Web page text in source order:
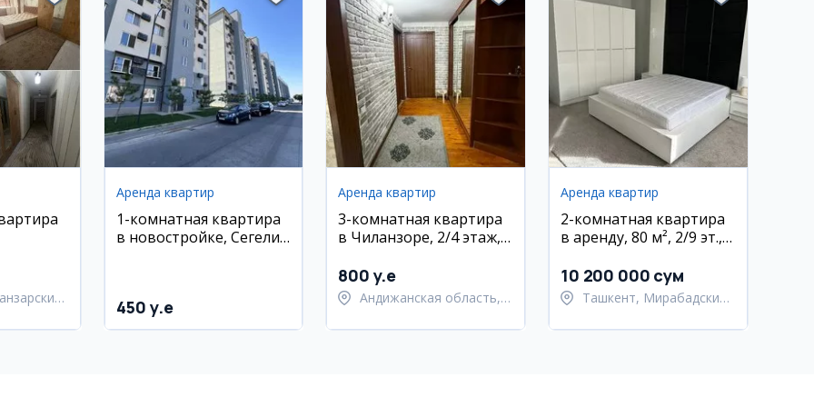
Аренда квартир
1-комнатная квартира
в новостройке, Сегели,
450 y.e
Аренда квартир
3-комнатная квартира
в Чиланзоре, 2/4 этаж,
800 y.e
Андижанская область,
Аренда квартир
2-комнатная квартира
в аренду, 80 м², 2/9 эт.,
10 200 000 сум
Ташкент, Мирабадский